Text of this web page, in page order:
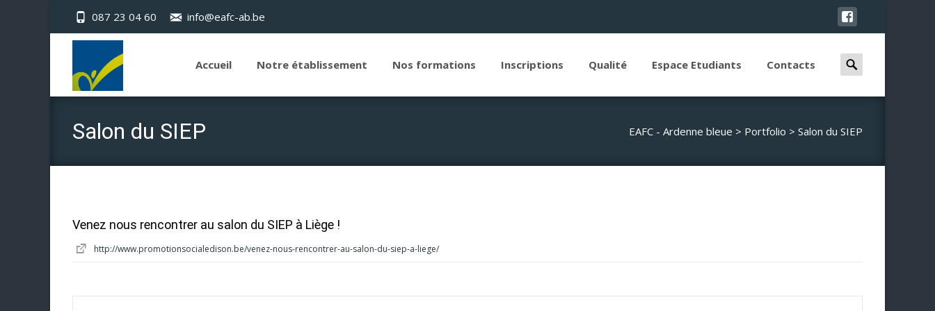
087 23 04 60
info@eafc-ab.be
Accueil Notre établissement Nos formations Inscriptions Qualité Espace Etudiants Contacts
Search
for:
Salon du SIEP EAFC - Ardenne bleue > Portfolio > Salon du SIEP
Venez nous rencontrer au salon du SIEP à Liège !
http://www.promotionsocialedison.be/venez-nous-rencontrer-au-salon-du-siep-a-liege/